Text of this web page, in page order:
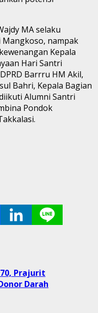
MA selaku
Mangkoso, nampak
Kepala
Hari Santri
Barrru HM Akil,
Bahri, Kepala Bagian
Alumni Santri
Pondok
Prajurit
Darah